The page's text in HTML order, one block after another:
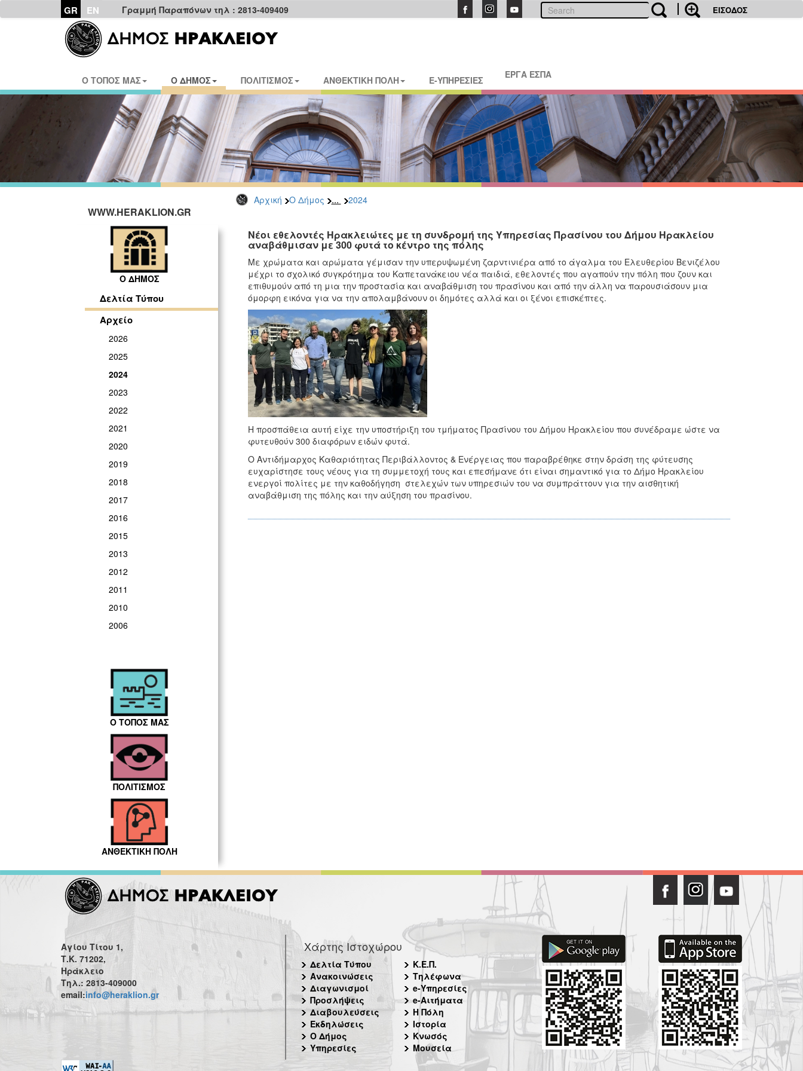
GR EN Γραμμή Παραπόνων τηλ : 2813-409409 ΕΙΣΟΔΟΣ
Ο ΤΟΠΟΣ ΜΑΣ Ο ΔΗΜΟΣ ΠΟΛΙΤΙΣΜΟΣ ΑΝΘΕΚΤΙΚΗ ΠΟΛΗ E-ΥΠΗΡΕΣΙΕΣ ΕΡΓΑ ΕΣΠΑ
Αρχική Ο Δήμος ... 2024
WWW.HERAKLION.GR
Ο ΔΗΜΟΣ
Δελτία Τύπου
Αρχείο
2026
2025
2024
2023
2022
2021
2020
2019
2018
2017
2016
2015
2013
2012
2011
2010
2006
Ο ΤΟΠΟΣ ΜΑΣ
ΠΟΛΙΤΙΣΜΟΣ
ΑΝΘΕΚΤΙΚΗ ΠΟΛΗ
Νέοι εθελοντές Ηρακλειώτες με τη συνδρομή της Υπηρεσίας Πρασίνου του Δήμου Ηρακλείου
αναβάθμισαν με 300 φυτά το κέντρο της πόλης
Με χρώματα και αρώματα γέμισαν την υπερυψωμένη ζαρντινιέρα από το άγαλμα του Ελευθερίου Βενιζέλου
μέχρι το σχολικό συγκρότημα του Καπετανάκειου νέα παιδιά, εθελοντές που αγαπούν την πόλη που ζουν και
επιθυμούν από τη μια την προστασία και αναβάθμιση του πρασίνου και από την άλλη να παρουσιάσουν μια
όμορφη εικόνα για να την απολαμβάνουν οι δημότες αλλά και οι ξένοι επισκέπτες.
Η προσπάθεια αυτή είχε την υποστήριξη του τμήματος Πρασίνου του Δήμου Ηρακλείου που συνέδραμε ώστε να
φυτευθούν 300 διαφόρων ειδών φυτά.
Ο Αντιδήμαρχος Καθαριότητας Περιβάλλοντος & Ενέργειας που παραβρέθηκε στην δράση της φύτευσης
ευχαρίστησε τους νέους για τη συμμετοχή τους και επεσήμανε ότι είναι σημαντικό για το Δήμο Ηρακλείου
ενεργοί πολίτες με την καθοδήγηση στελεχών των υπηρεσιών του να συμπράττουν για την αισθητική
αναβάθμιση της πόλης και την αύξηση του πρασίνου.
Αγίου Τίτου 1,
Τ.Κ. 71202,
Ηράκλειο
Τηλ.: 2813-409000
email:info@heraklion.gr
Χάρτης Ιστοχώρου
Δελτία Τύπου
Ανακοινώσεις
Διαγωνισμοί
Προσλήψεις
Διαβουλεύσεις
Εκδηλώσεις
Ο Δήμος
Υπηρεσίες
Κ.Ε.Π.
Τηλέφωνα
e-Υπηρεσίες
e-Αιτήματα
Η Πόλη
Ιστορία
Κνωσός
Μουσεία